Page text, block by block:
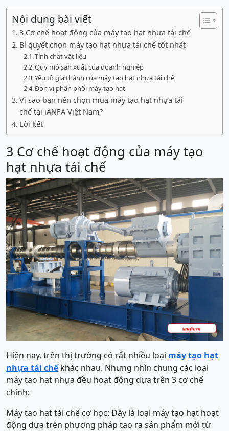
Nội dung bài viết
3 Cơ chế hoạt động của máy tạo hạt nhựa tái chế
Bí quyết chọn máy tạo hạt nhựa tái chế tốt nhất
Tính chất vật liệu
Quy mô sản xuất của doanh nghiệp
Yếu tố giá thành của máy tạo hạt nhựa tái chế
Đơn vị phân phối máy tạo hạt
Vì sao bạn nên chọn mua máy tạo hạt nhựa tái
chế tại iANFA Việt Nam?
Lời kết
3 Cơ chế hoạt động của máy tạo
hạt nhựa tái chế
Hiện nay, trên thị trường có rất nhiều loại máy tạo hạt
nhựa tái chếkhác nhau. Nhưng nhìn chung các loại
máy tạo hạt nhựa đều hoạt động dựa trên 3 cơ chế
chính:
Máy tạo hạt tái chế cơ học: Đây là loại máy tạo hạt hoạt
động dựa trên phương pháp tạo ra sản phẩm mới từ